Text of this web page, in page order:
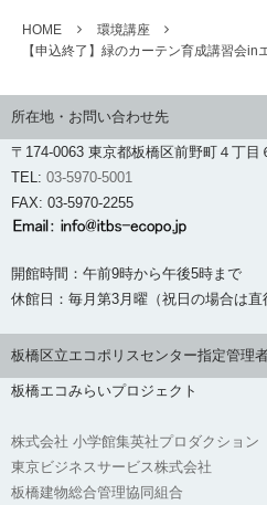
HOME
環境講座
【申込終了】緑のカーテン育成講習会in
所在地・お問い合わせ先
〒174-0063 東京都板橋区前野町４丁目
TEL: 03-5970-5001
FAX: 03-5970-2255
開館時間：午前9時から午後5時まで
休館日：毎月第3月曜（祝日の場合は
板橋区立エコポリスセンター指定管理
板橋エコみらいプロジェクト
株式会社 小学館集英社プロダクション
東京ビジネスサービス株式会社
板橋建物総合管理協同組合